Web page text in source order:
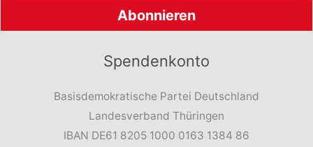
Spendenkonto
Basisdemokratische Partei Deutschland
Landesverband Thüringen
IBAN DE61 8205 1000 0163 1384 86